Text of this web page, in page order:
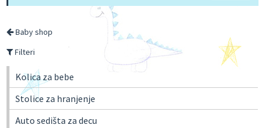
Baby shop
Filteri
Kolica za bebe
Stolice za hranjenje
Auto sedišta za decu